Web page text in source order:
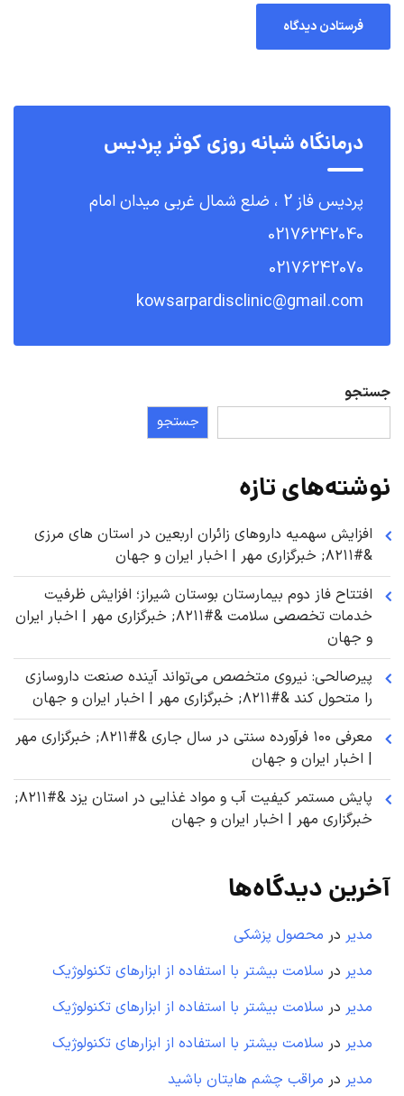
درمانگاه شبانه روزی کوثر پردیس
پردیس فاز 2 ، ضلع شمال غربی میدان امام
02176242040
02176242070
kowsarpardisclinic@gmail.com
جستجو
جستجو
نوشته‌های تازه
افزایش سهمیه داروهای زائران اربعین در استان های مرزی
&#۸۲۱۱; خبرگزاری مهر | اخبار ایران و جهان
افتتاح فاز دوم بیمارستان بوستان شیراز؛ افزایش ظرفیت
خدمات تخصصی سلامت &#۸۲۱۱; خبرگزاری مهر | اخبار ایران
و جهان
پیرصالحی: نیروی متخصص می‌تواند آینده صنعت داروسازی
را متحول کند &#۸۲۱۱; خبرگزاری مهر | اخبار ایران و جهان
معرفی ۱۰۰ فرآورده سنتی در سال جاری &#۸۲۱۱; خبرگزاری مهر
| اخبار ایران و جهان
پایش مستمر کیفیت آب و مواد غذایی در استان یزد &#۸۲۱۱;
خبرگزاری مهر | اخبار ایران و جهان
آخرین دیدگاه‌ها
مدیر در محصول پزشکی
مدیر در سلامت بیشتر با استفاده از ابزارهای تکنولوژیک
مدیر در سلامت بیشتر با استفاده از ابزارهای تکنولوژیک
مدیر در سلامت بیشتر با استفاده از ابزارهای تکنولوژیک
مدیر در مراقب چشم هایتان باشید